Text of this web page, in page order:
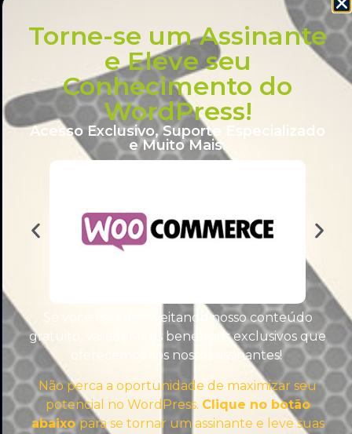
WORDPRESS PLUGINS
Torne-se um Assinante
e Eleve seu
Conhecimento do
WordPress!
Acesso Exclusivo, Suporte Especializado
e Muito Mais.
Se você está aproveitando nosso conteúdo
gratuito, vai adorar os benefícios exclusivos que
oferecemos aos nossos assinantes!
Não perca a oportunidade de maximizar seu
potencial no WordPress. Clique no botão
abaixopara se tornar um assinante e leve suas